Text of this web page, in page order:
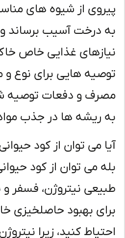
پیروی از شیوه های
به درخت آسیب برساند
نیازهای غذایی خاص
توصیه هایی برای نوع و
مصرف و دفعات توصیه
به ریشه ها در جذب
آیا می توان از کود
بله می توان از کود
طبیعی نیتروژن، فسفر
برای بهبود حاصلخیزی
احتیاط کنید، زیرا